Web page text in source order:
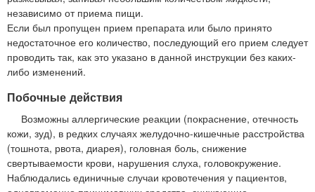
независимо от приема пищи.
Если был пропущен прием препарата или было принято
недостаточное его количество, последующий его прием следует
проводить так, как это указано в данной инструкции без каких-
либо изменений.
Побочные действия
Возможны аллергические реакции (покраснение, отечность
кожи, зуд), в редких случаях желудочно-кишечные расстройства
(тошнота, рвота, диарея), головная боль, снижение
свертываемости крови, нарушения слуха, головокружение.
Наблюдались единичные случаи кровотечения у пациентов,